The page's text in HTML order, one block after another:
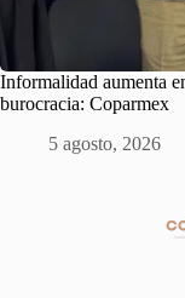
Informalidad aumenta
burocracia: Coparmex
5 agosto, 2026